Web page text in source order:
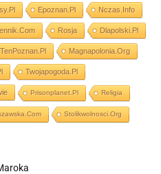
Epoznan.pl Nczas.info
Rosja Dlapolski.pl
TenPoznan.pl Magnapolonia.org
Twojapogoda.pl
Prisonplanet.pl Religia
Stolikwolnosci.org